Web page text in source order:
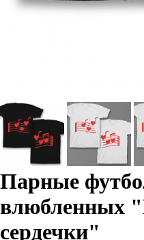
Парные
влюбленных
сердечки"